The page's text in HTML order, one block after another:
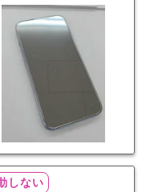
理！データそのま
まで復旧しました
しない